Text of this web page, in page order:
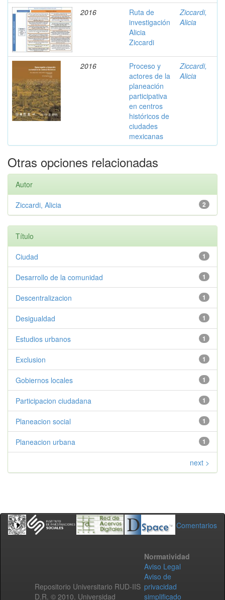
2016
Ruta de
investigación
Alicia
Ziccardi
Ziccardi,
Alicia
2016
Proceso y
actores de la
planeación
participativa
en centros
históricos de
ciudades
mexicanas
Ziccardi,
Alicia
Otras opciones relacionadas
Autor
2
Ziccardi, Alicia
Título
1
Ciudad
1
Desarrollo de la comunidad
1
Descentralizacion
1
Desigualdad
1
Estudios urbanos
1
Exclusion
1
Gobiernos locales
1
Participacion ciudadana
1
Planeacion social
1
Planeacion urbana
next >
Comentarios
Repositorio Universitario RUD-IIS
D.R. © 2010. Universidad
Normatividad
Aviso Legal
Aviso de
privacidad
simplificado